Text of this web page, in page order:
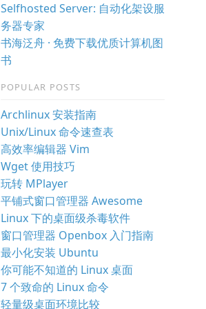
Selfhosted Server: 自动化架设服
务器专家
书海泛舟 · 免费下载优质计算机图
书
POPULAR POSTS
Archlinux 安装指南
Unix/Linux 命令速查表
高效率编辑器 Vim
Wget 使用技巧
玩转 MPlayer
平铺式窗口管理器 Awesome
Linux 下的桌面级杀毒软件
窗口管理器 Openbox 入门指南
最小化安装 Ubuntu
你可能不知道的 Linux 桌面
7 个致命的 Linux 命令
轻量级桌面环境比较